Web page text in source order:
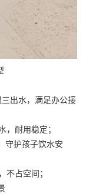
出水，满足办公接
耐用稳定；
守护孩子饮水安
占空间；